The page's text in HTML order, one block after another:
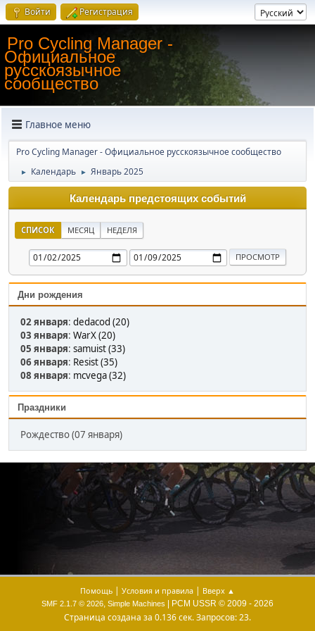
Войти Регистрация
Pro Cycling Manager -
Официальное
русскоязычное
сообщество
Главное меню
Pro Cycling Manager - Официальное русскоязычное сообщество
► Календарь ► Январь 2025
Календарь предстоящих событий
СПИСОК МЕСЯЦ НЕДЕЛЯ
Дни рождения
02 января: dedacod (20)
03 января: WarX (20)
05 января: samuist (33)
06 января: Resist (35)
08 января: mcvega (32)
Праздники
Рождество (07 января)
Помощь | Условия и правила | Вверх ▲
SMF 2.1.7 © 2026, Simple Machines | PCM USSR © 2009 - 2026
Страница создана за 0.136 сек. Запросов: 23.